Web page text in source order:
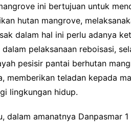
ini bertujuan untuk
hutan mangrove,
dalam hal ini perlu adanya
dalam pelaksanaan reboisasi,
pesisir pantai berhutan
memberikan teladan kepada
lingkungan hidup.
dalam amanatnya Danpasmar